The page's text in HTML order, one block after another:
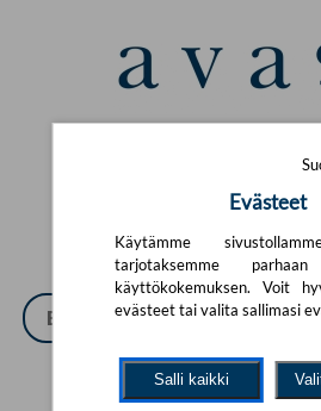
Evästeet
Käytämme
tarjotaksemme parhaan
käyttökokemuksen. Voit
evästeet tai valita sallimasi
Salli kaikki